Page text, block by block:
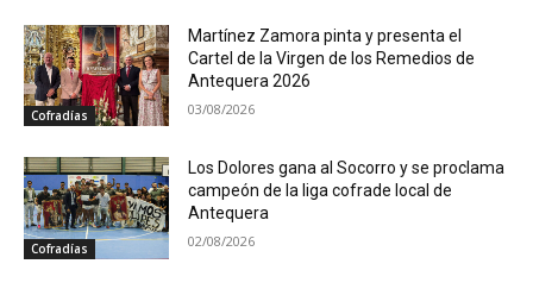
Cofradías
Martínez Zamora pinta y presenta el
Cartel de la Virgen de los Remedios de
Antequera 2026
03/08/2026
Cofradías
Los Dolores gana al Socorro y se proclama
campeón de la liga cofrade local de
Antequera
02/08/2026